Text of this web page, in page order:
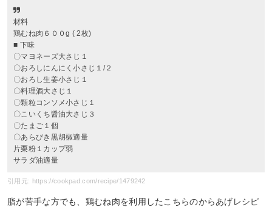
材料
鶏むね肉６００g ( 2枚)
■ 下味
〇マヨネーズ大さじ１
〇おろしにんにく小さじ１/２
〇おろし生姜小さじ１
〇料理酒大さじ１
〇顆粒コンソメ小さじ１
〇こいくち醤油大さじ３
〇たまご１個
〇あらびき黒胡椒適量
片栗粉１カップ弱
サラダ油適量
引用元: https://cookpad.com/recipe/1479242
脂が苦手な方でも、鶏むね肉を利用したこちらのからあげレシピ